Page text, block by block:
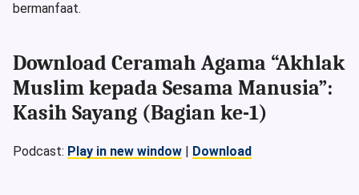
bermanfaat.
Download Ceramah Agama “Akhlak
Muslim kepada Sesama Manusia”:
Kasih Sayang (Bagian ke-1)
Podcast: Play in new window Download